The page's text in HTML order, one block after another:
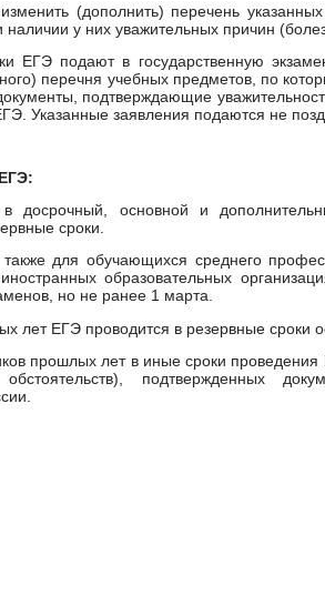
(дополнить) перечень
наличии у них уважительных причин
ЕГЭ подают в государственную
перечня учебных предметов, по
подтверждающие
Указанные заявления подаются не
в досрочный, основной и
сроки.
для обучающихся среднего
образовательных
но не ранее 1 марта.
лет ЕГЭ проводится в резервные сроки
прошлых лет в иные сроки
подтвержденных